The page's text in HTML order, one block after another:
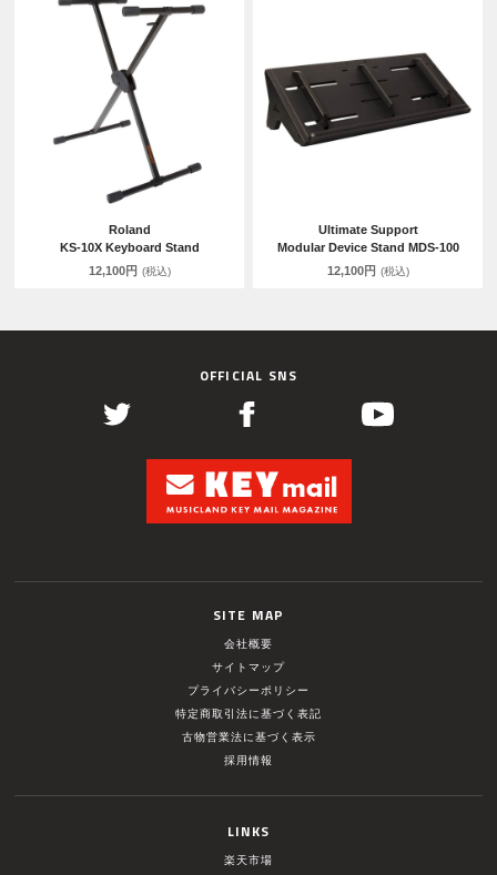
Roland
KS-10X Keyboard Stand
12,100円 (税込)
Ultimate Support
Modular Device Stand MDS-100
12,100円 (税込)
OFFICIAL SNS
SITE MAP
会社概要
サイトマップ
プライバシーポリシー
特定商取引法に基づく表記
古物営業法に基づく表示
採用情報
LINKS
楽天市場